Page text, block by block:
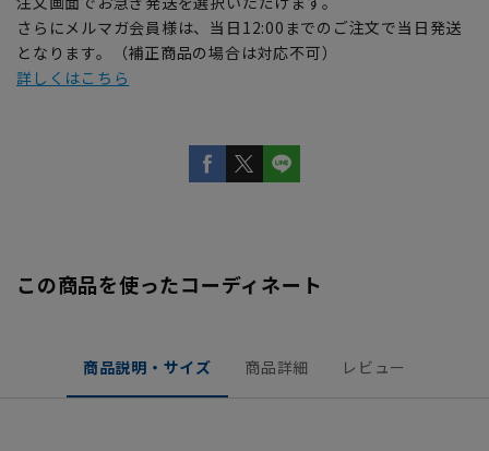
さらにメルマガ会員様は、当日12:00までのご注文で当日発送
となります。（補正商品の場合は対応不可）
詳しくはこちら
この商品を使ったコーディネート
商品説明・サイズ 商品詳細 レビュー